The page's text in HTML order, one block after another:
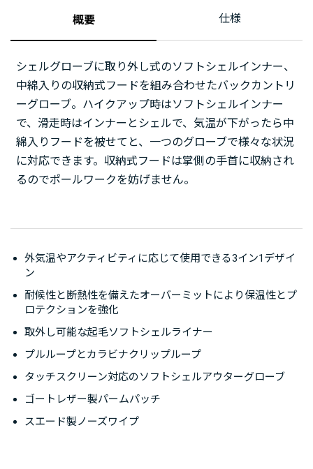
概要 仕様
シェルグローブに取り外し式のソフトシェルインナー、
中綿入りの収納式フードを組み合わせたバックカントリ
ーグローブ。ハイクアップ時はソフトシェルインナー
で、滑走時はインナーとシェルで、気温が下がったら中
綿入りフードを被せてと、一つのグローブで様々な状況
に対応できます。収納式フードは掌側の手首に収納され
るのでポールワークを妨げません。
外気温やアクティビティに応じて使用できる3イン1デザイ
ン
耐候性と断熱性を備えたオーバーミットにより保温性とプ
ロテクションを強化
取外し可能な起毛ソフトシェルライナー
プルループとカラビナクリップループ
タッチスクリーン対応のソフトシェルアウターグローブ
ゴートレザー製パームパッチ
スエード製ノーズワイプ